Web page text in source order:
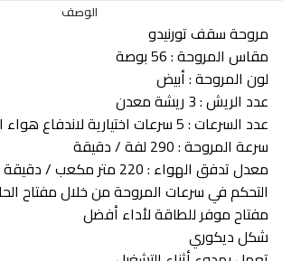
الوصف
مروحة سقف تورنيدو
مقاس المروحة : 56 بوصة
لون المروحة : أبيض
عدد الريش : 3 ريشة معدن
عدد السرعات : 5 سرعات اختيارية لاندفاع هواء المروحة
سرعة المروحة : 290 لفة / دقيقة
معدل تدفق الهواء : 220 متر مكعب / دقيقة
التحكم في سرعات المروحة من خلال مفتاح
مفتاح موفر للطاقة لأداء أفضل
شكل ديكوري